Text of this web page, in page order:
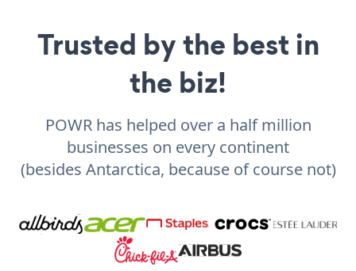
Trusted by the best in
the biz!
POWR has helped over a half million
businesses on every continent
(besides Antarctica, because of course not)